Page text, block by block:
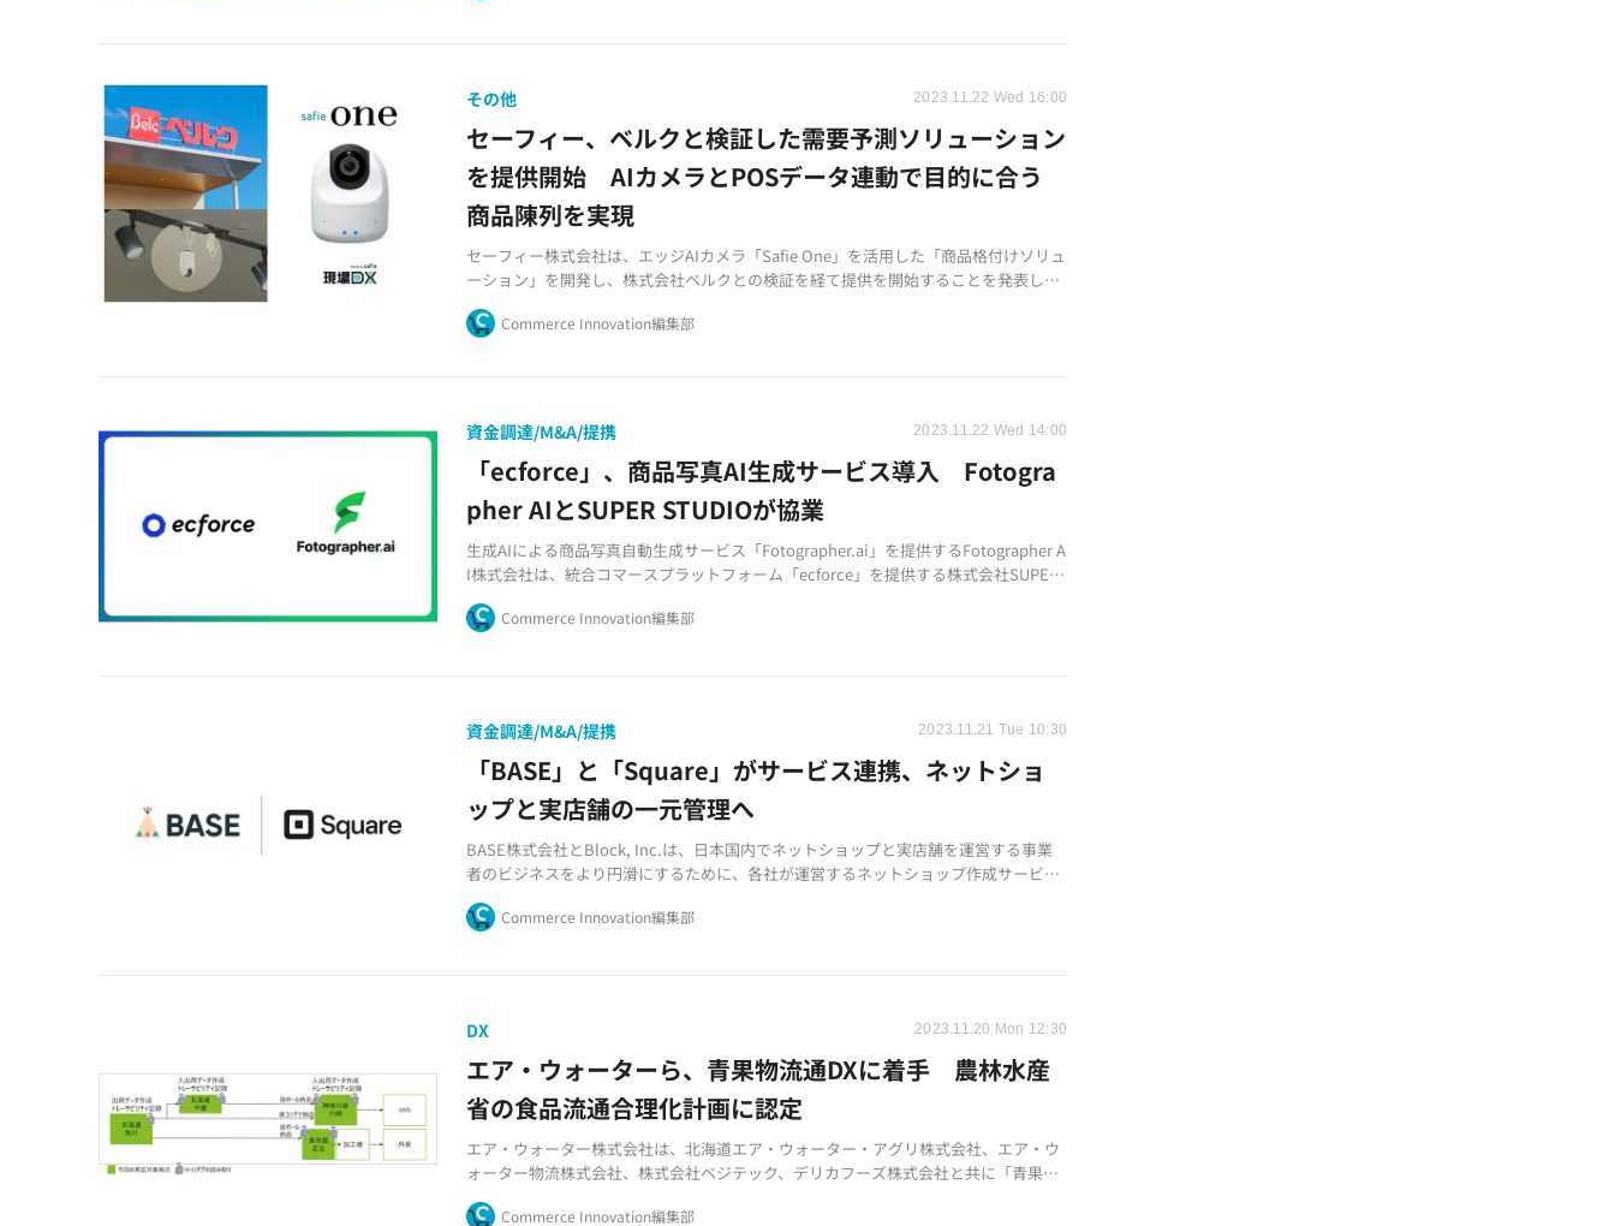
その他 2023.11.22 Wed 16:00
セーフィー、ベルクと検証した需要予測ソリューション
を提供開始 AIカメラとPOSデータ連動で目的に合う
商品陳列を実現
セーフィー株式会社は、エッジAIカメラ「Safie One」を活用した「商品格付けソリュ
ーション」を開発し、株式会社ベルクとの検証を経て提供を開始することを発表しま
した。
Commerce Innovation編集部
資金調達/M&A/提携 2023.11.22 Wed 14:00
「ecforce」、商品写真AI生成サービス導入 Fotogra
pher AIとSUPER STUDIOが協業
生成AIによる商品写真自動生成サービス「Fotographer.ai」を提供するFotographer A
I株式会社は、統合コマースプラットフォーム「ecforce」を提供する株式会社SUPER
STUDIOとの連携を開始します。
Commerce Innovation編集部
資金調達/M&A/提携 2023.11.21 Tue 10:30
「BASE」と「Square」がサービス連携、ネットショ
ップと実店舗の一元管理へ
BASE株式会社とBlock, Inc.は、日本国内でネットショップと実店舗を運営する事業
者のビジネスをより円滑にするために、各社が運営するネットショップ作成サービス
「BASE」と「Square」のPOSレジや決済を始めとする実店舗向けソリューションを
連携することを発表しました。
Commerce Innovation編集部
DX 2023.11.20 Mon 12:30
エア・ウォーターら、青果物流通DXに着手 農林水産
省の食品流通合理化計画に認定
エア・ウォーター株式会社は、北海道エア・ウォーター・アグリ株式会社、エア・ウ
ォーター物流株式会社、株式会社ベジテック、デリカフーズ株式会社と共に「青果物
流通におけるDX導入推進協議会」を設立して、食品等流通合理化計画を申請し、農林
水産省に認定されました。2023年11月より、青果物流通におけるDX導入の効果検証を
Commerce Innovation編集部